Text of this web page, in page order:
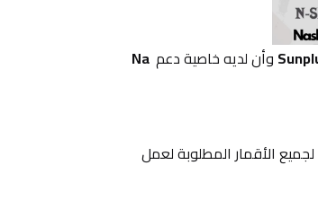
وأن لديه خاصية دعم Na